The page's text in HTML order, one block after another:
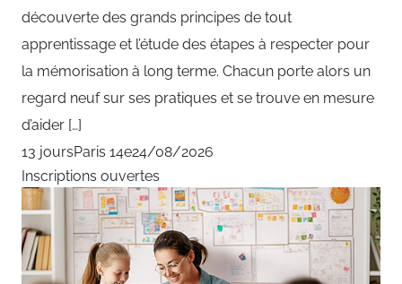
découverte des grands principes de tout
apprentissage et l’étude des étapes à respecter pour
la mémorisation à long terme. Chacun porte alors un
regard neuf sur ses pratiques et se trouve en mesure
d’aider […]
13 joursParis 14e24/08/2026
Inscriptions ouvertes